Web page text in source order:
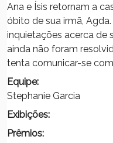
Ana e Ísis retornam a
óbito de sua irmã,
inquietações acerca de
ainda não foram
tenta comunicar-se
Equipe:
Stephanie Garcia
Exibições:
Prêmios: